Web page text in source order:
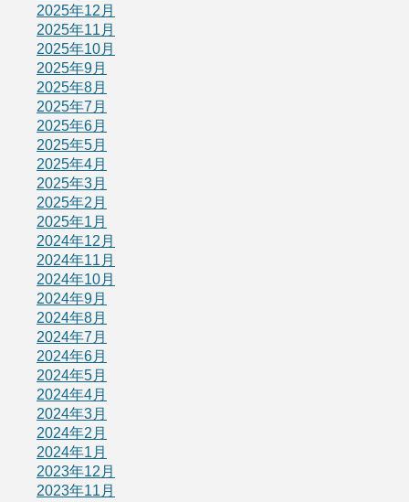
2025年12月
2025年11月
2025年10月
2025年9月
2025年8月
2025年7月
2025年6月
2025年5月
2025年4月
2025年3月
2025年2月
2025年1月
2024年12月
2024年11月
2024年10月
2024年9月
2024年8月
2024年7月
2024年6月
2024年5月
2024年4月
2024年3月
2024年2月
2024年1月
2023年12月
2023年11月